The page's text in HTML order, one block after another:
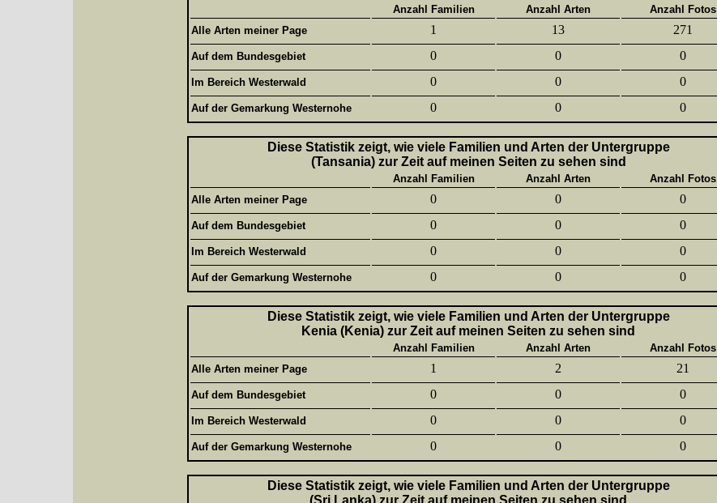
Anzahl Familien Anzahl Arten
Anzahl Fotos
Alle Arten meiner Page
1 13 271
Auf dem Bundesgebiet 0 0 0
Im Bereich Westerwald 0 0 0
Auf der Gemarkung Westernohe 0 0 0
Diese Statistik zeigt, wie viele Familien und Arten der Untergruppe
(Tansania) zur Zeit auf meinen Seiten zu sehen sind
Anzahl Familien Anzahl Arten
Anzahl Fotos
Alle Arten meiner Page
0 0 0
Auf dem Bundesgebiet 0 0 0
Im Bereich Westerwald 0 0 0
Auf der Gemarkung Westernohe 0 0 0
Diese Statistik zeigt, wie viele Familien und Arten der Untergruppe
Kenia (Kenia) zur Zeit auf meinen Seiten zu sehen sind
Anzahl Familien Anzahl Arten
Anzahl Fotos
Alle Arten meiner Page
1 2 21
Auf dem Bundesgebiet 0 0 0
Im Bereich Westerwald 0 0 0
Auf der Gemarkung Westernohe 0 0 0
Diese Statistik zeigt, wie viele Familien und Arten der Untergruppe
(Sri Lanka) zur Zeit auf meinen Seiten zu sehen sind